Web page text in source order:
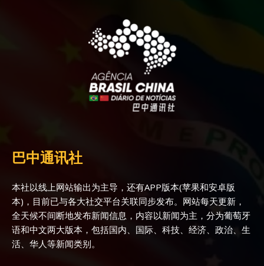
巴中通讯社
本社以线上网站输出为主导，还有APP版本(苹果和安卓版
本)，目前已与各大社交平台关联同步发布。网站每天更新，
全天候不间断地发布新闻信息，内容以新闻为主，分为葡萄牙
语和中文两大版本，包括国内、国际、科技、经济、政治、生
活、华人等新闻类别。